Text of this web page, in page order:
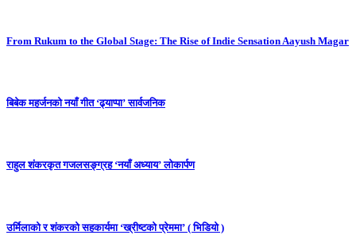
From Rukum to the Global Stage: The Rise of Indie Sensation Aayush Magar
बिबेक महर्जनको नयाँ गीत ‘ढ्याप्पा’ सार्वजनिक
राहुल शंकरकृत गजलसङ्ग्रह ‘नयाँ अध्याय’ लोकार्पण
उर्मिलाको र शंकरको सहकार्यमा ‘ख्रीष्टको प्रेममा’ ( भिडियो )